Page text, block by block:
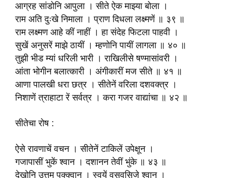
आग्रह सांडोनि आपुला । सीते ऐक माझ्या बोला ।
राम अति दुःखे निमाला । प्राण दिधला लक्ष्मणें ॥ ३९ ॥
राम लक्ष्मण आहे कीं नाहीं । हा संदेह फिटला पाहवी ।
सुखें अनुसरें माझे ठायीं । म्हणोनि पायीं लागला ॥ ४० ॥
तुझी भीड म्यां धरिली भारी । राखिलीसे षण्मासांवरी ।
आंता भोगीन बलात्कारी । अंगीकारीं मज सीते ॥ ४१ ॥
आणा पालखी धरा छत्र । सीतेनें वरिला दशवक्त्र ।
निशाणें त्राहाटा रें सर्वत्र । करा गजर वाद्यांचा ॥ ४२ ॥
सीतेचा रोष :
ऐसे रावणाचें वचन । सीतेनें टाकिलें उपेक्षून ।
गजापासीं भुकें श्वान । दशानन तेवीं भुंके ॥ ४३ ॥
देखोनि उत्तम पक्क्वान । स्वयें वसवसिजे श्वान ।